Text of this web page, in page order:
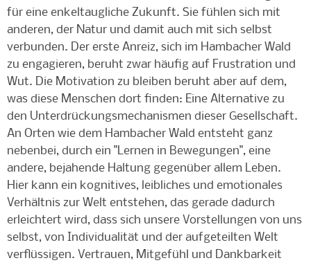
für eine enkeltaugliche Zukunft. Sie fühlen sich mit
anderen, der Natur und damit auch mit sich selbst
verbunden. Der erste Anreiz, sich im Hambacher Wald
zu engagieren, beruht zwar häufig auf Frustration und
Wut. Die Motivation zu bleiben beruht aber auf dem,
was diese Menschen dort finden: Eine Alternative zu
den Unterdrückungsmechanismen dieser Gesellschaft.
An Orten wie dem Hambacher Wald entsteht ganz
nebenbei, durch ein "Lernen in Bewegungen", eine
andere, bejahende Haltung gegenüber allem Leben.
Hier kann ein kognitives, leibliches und emotionales
Verhältnis zur Welt entstehen, das gerade dadurch
erleichtert wird, dass sich unsere Vorstellungen von uns
selbst, von Individualität und der aufgeteilten Welt
verflüssigen. Vertrauen, Mitgefühl und Dankbarkeit